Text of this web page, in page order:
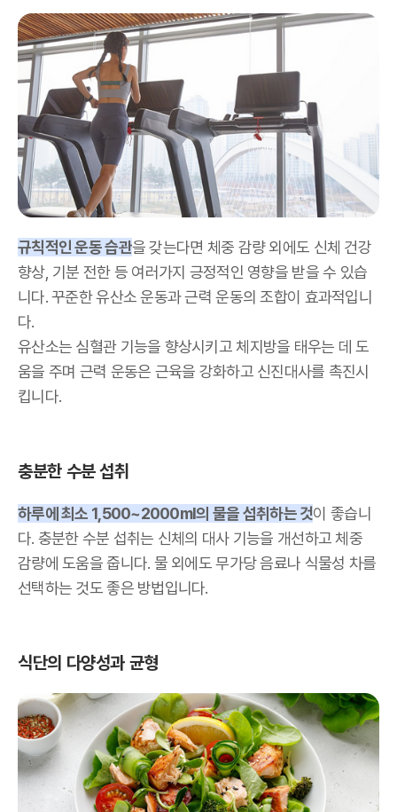
규칙적인 운동 습관을 갖는다면 체중 감량 외에도 신체 건강
향상, 기분 전한 등 여러가지 긍정적인 영향을 받을 수 있습
니다. 꾸준한 유산소 운동과 근력 운동의 조합이 효과적입니
다.
유산소는 심혈관 기능을 향상시키고 체지방을 태우는 데 도
움을 주며 근력 운동은 근육을 강화하고 신진대사를 촉진시
킵니다.
충분한 수분 섭취
하루에 최소 1,500~2000ml의 물을 섭취하는 것이 좋습니
다. 충분한 수분 섭취는 신체의 대사 기능을 개선하고 체중
감량에 도움을 줍니다. 물 외에도 무가당 음료나 식물성 차를
선택하는 것도 좋은 방법입니다.
식단의 다양성과 균형